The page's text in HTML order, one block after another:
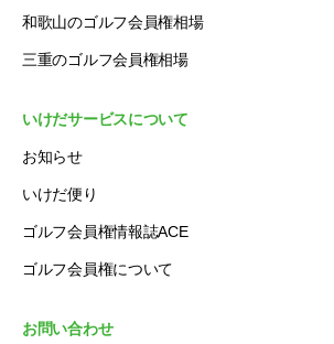
和歌山のゴルフ会員権相場
三重のゴルフ会員権相場
いけだサービスについて
お知らせ
いけだ便り
ゴルフ会員権情報誌ACE
ゴルフ会員権について
お問い合わせ